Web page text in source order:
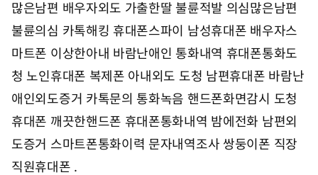
많은남편 배우자외도 가출한딸 불륜적발 의심많은남편
불륜의심 카톡해킹 휴대폰스파이 남성휴대폰 배우자스
마트폰 이상한아내 바람난애인 통화내역 휴대폰통화도
청 노인휴대폰 복제폰 아내외도 도청 남편휴대폰 바람난
애인외도증거 카톡문의 통화녹음 핸드폰화면감시 도청
휴대폰 깨끗한핸드폰 휴대폰통화내역 밤에전화 남편외
도증거 스마트폰통화이력 문자내역조사 쌍둥이폰 직장
직원휴대폰 .